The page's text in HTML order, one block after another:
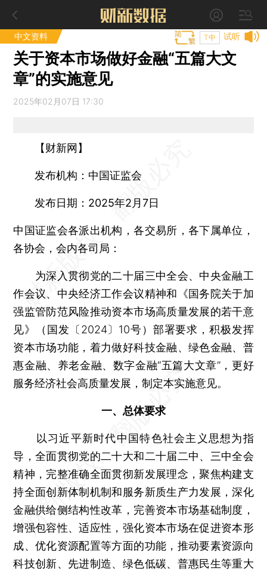
中文资料 试听
T中
关于资本市场做好金融“五篇大文
章”的实施意见
2025年02月07日 17:30
【财新网】
发布机构：中国证监会
发布日期：2025年2月7日
中国证监会各派出机构，各交易所，各下属单位，
各协会，会内各司局：
为深入贯彻党的二十届三中全会、中央金融工
作会议、中央经济工作会议精神和《国务院关于加
强监管防范风险推动资本市场高质量发展的若干意
见》（国发〔2024〕10号）部署要求，积极发挥
资本市场功能，着力做好科技金融、绿色金融、普
惠金融、养老金融、数字金融“五篇大文章”，更好
服务经济社会高质量发展，制定本实施意见。
一、总体要求
以习近平新时代中国特色社会主义思想为指
导，全面贯彻党的二十大和二十届二中、三中全会
精神，完整准确全面贯彻新发展理念，聚焦构建支
持全面创新体制机制和服务新质生产力发展，深化
金融供给侧结构性改革，完善资本市场基础制度，
增强包容性、适应性，强化资本市场在促进资本形
成、优化资源配置等方面的功能，推动要素资源向
科技创新、先进制造、绿色低碳、普惠民生等重大